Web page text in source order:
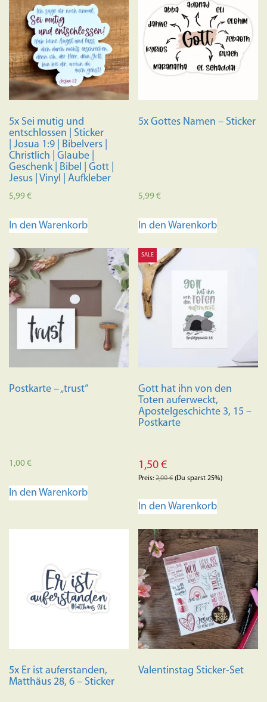
Varianten
auf.
Die
Optionen
können
auf
werden
5x Sei mutig und
entschlossen | Sticker
| Josua 1:9 | Bibelvers |
Christlich | Glaube |
Geschenk | Bibel | Gott |
Jesus | Vinyl | Aufkleber
5,99€
In den Warenkorb
5x Gottes Namen – Sticker
5,99€
In den Warenkorb
Postkarte – „trust“
1,00€
In den Warenkorb
SALE
Gott hat ihn von den
Toten auferweckt,
Apostelgeschichte 3, 15 –
Postkarte
1,50€
Preis:2,00€(Du sparst 25%)
In den Warenkorb
5x Er ist auferstanden,
Matthäus 28, 6 – Sticker
Valentinstag Sticker-Set